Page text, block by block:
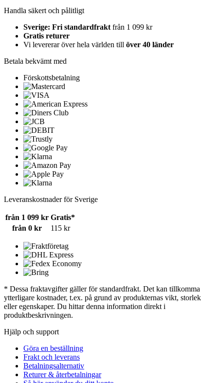
Handla säkert och pålitligt
Sverige: Fri standardfraktfrån 1 099 kr
Gratis returer
Vi levererar över hela världen till över 40 länder
Betala bekvämt med
Förskottsbetalning
Leveranskostnader för Sverige
från 1 099 kr Gratis*
från 0 kr
115 kr
* Dessa fraktavgifter gäller för standardfrakt. Det kan tillkomma
ytterligare kostnader, t.ex. på grund av produkternas vikt, storlek
eller egenskaper. Du hittar denna information direkt i
produktbeskrivningen.
Hjälp och support
Göra en beställning
Frakt och leverans
Betalningsalternativ
Returer & återbetalningar